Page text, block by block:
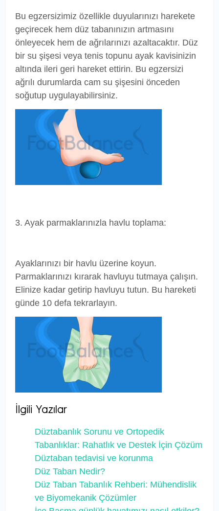
Bu egzersizimiz özellikle duyularınızı harekete
geçirecek hem düz tabanınızın artmasını
önleyecek hem de ağrılarınızı azaltacaktır. Düz
bir su şişesi veya tenis topunu ayak kavisinizin
altında ileri geri hareket ettirin. Bu egzersizi
ağrılı durumlarda cam su şişesini önceden
soğutup uygulayabilirsiniz.
3. Ayak parmaklarınızla havlu toplama:
Ayaklarınızı bir havlu üzerine koyun.
Parmaklarınızı kırarak havluyu tutmaya çalışın.
Elinize kadar getirip havluyu tutun. Bu hareketi
günde 10 defa tekrarlayın.
İlgili Yazılar
Düztabanlık Sorunu ve Ortopedik
Tabanlıklar: Rahatlık ve Destek İçin Çözüm
Düztaban tedavisi ve korunma
Düz Taban Nedir?
Düz Taban Tabanlık Rehberi: Mühendislik
ve Biyomekanik Çözümler